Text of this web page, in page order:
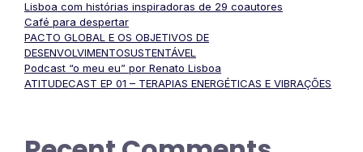
Lisboa com histórias inspiradoras de 29 coautores
Café para despertar
PACTO GLOBAL E OS OBJETIVOS DE
DESENVOLVIMENTOSUSTENTÁVEL
Podcast “o meu eu” por Renato Lisboa
ATITUDECAST EP 01 – TERAPIAS ENERGÉTICAS E VIBRAÇÕES